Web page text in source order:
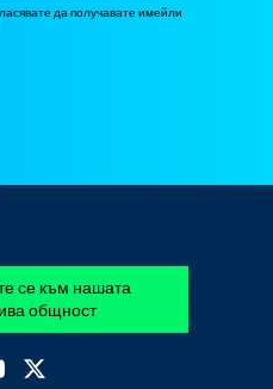
да получавате имейли
се към нашата
общност